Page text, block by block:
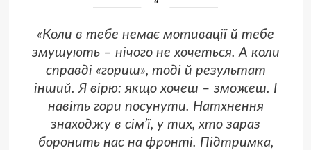
«Коли в тебе немає мотивації й тебе
змушують – нічого не хочеться. А коли
справді «гориш», тоді й результат
інший. Я вірю: якщо хочеш – зможеш. І
навіть гори посунути. Натхнення
знаходжу в сім’ї, у тих, хто зараз
боронить нас на фронті. Підтримка,